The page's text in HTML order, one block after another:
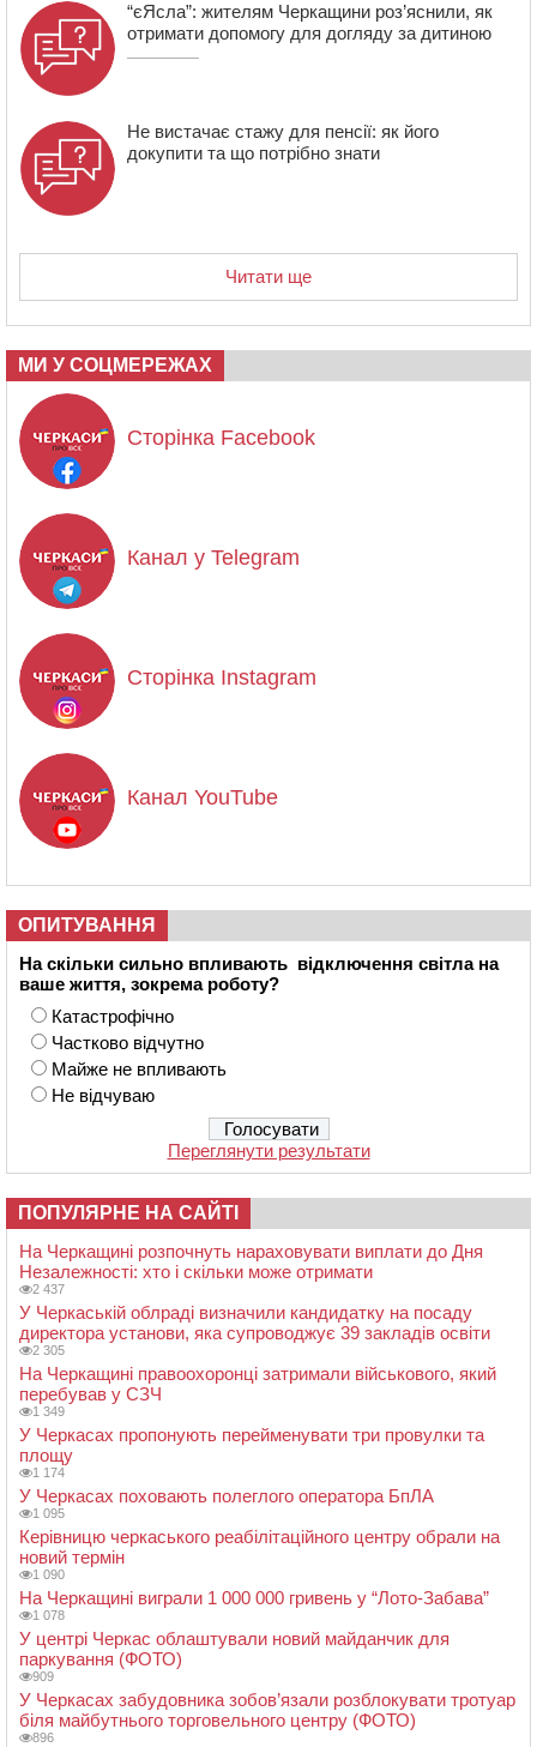
“єЯсла”: жителям Черкащини роз’яснили, як
отримати допомогу для догляду за дитиною
Не вистачає стажу для пенсії: як його
докупити та що потрібно знати
Читати ще
МИ У СОЦМЕРЕЖАХ
Сторінка Facebook
Канал у Telegram
Сторінка Instagram
Канал YouTube
ОПИТУВАННЯ
На скільки сильно впливають відключення світла на
ваше життя, зокрема роботу?
Катастрофічно
Частково відчутно
Майже не впливають
Не відчуваю
Переглянути результати
ПОПУЛЯРНЕ НА САЙТІ
На Черкащині розпочнуть нараховувати виплати до Дня
Незалежності: хто і скільки може отримати
2 437
У Черкаській облраді визначили кандидатку на посаду
директора установи, яка супроводжує 39 закладів освіти
2 305
На Черкащині правоохоронці затримали військового, який
перебував у СЗЧ
1 349
У Черкасах пропонують перейменувати три провулки та
площу
1 174
У Черкасах поховають полеглого оператора БпЛА
1 095
Керівницю черкаського реабілітаційного центру обрали на
новий термін
1 090
На Черкащині виграли 1 000 000 гривень у “Лото-Забава”
1 078
У центрі Черкас облаштували новий майданчик для
паркування (ФОТО)
909
У Черкасах забудовника зобов’язали розблокувати тротуар
біля майбутнього торговельного центру (ФОТО)
896